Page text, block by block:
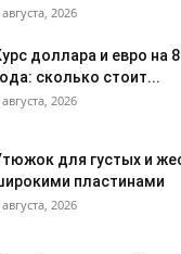
2026
доллара и евро на
сколько стоит...
2026
для густых и
пластинами
2026